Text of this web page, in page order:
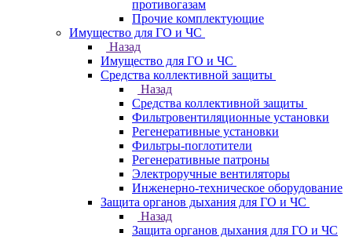
противогазам
Прочие комплектующие
Имущество для ГО и ЧС
Назад
Имущество для ГО и ЧС
Средства коллективной защиты
Назад
Средства коллективной защиты
Фильтровентиляционные установки
Регенеративные установки
Фильтры-поглотители
Регенеративные патроны
Электроручные вентиляторы
Инженерно-техническое оборудование
Защита органов дыхания для ГО и ЧС
Назад
Защита органов дыхания для ГО и ЧС